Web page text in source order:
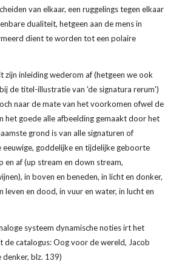
van elkaar, een ruggelings tegen elkaar
dualiteit, hetgeen aan de mens in
dient te worden tot een polaire
zijn inleiding wederom af (hetgeen we ook
de titel-illustratie van 'de signatura rerum')
naar de mate van het voorkomen ofwel de
het goede alle afbeelding gemaakt door het
grond is van alle signaturen of
eeuwige, goddelijke en tijdelijke geboorte
en af (up stream en down stream,
in boven en beneden, in licht en donker,
leven en dood, in vuur en water, in lucht en
systeem dynamische noties irt het
de catalogus: Oog voor de wereld, Jacob
denker, blz. 139)